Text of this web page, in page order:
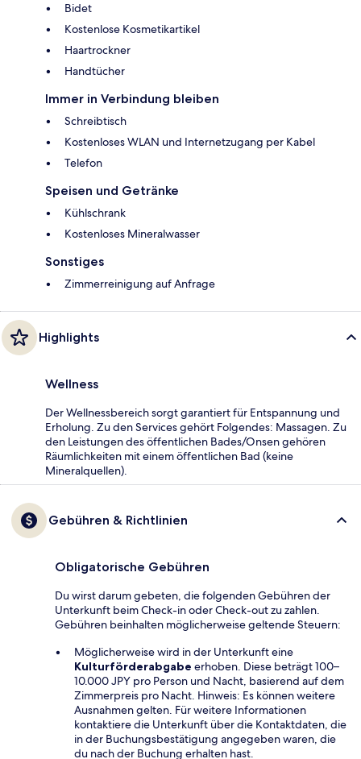
Bidet
Kostenlose Kosmetikartikel
Haartrockner
Handtücher
Immer in Verbindung bleiben
Schreibtisch
Kostenloses WLAN und Internetzugang per Kabel
Telefon
Speisen und Getränke
Kühlschrank
Kostenloses Mineralwasser
Sonstiges
Zimmerreinigung auf Anfrage
Highlights
Wellness
Der Wellnessbereich sorgt garantiert für Entspannung und
Erholung. Zu den Services gehört Folgendes: Massagen. Zu
den Leistungen des öffentlichen Bades/Onsen gehören
Räumlichkeiten mit einem öffentlichen Bad (keine
Mineralquellen).
Gebühren & Richtlinien
Obligatorische Gebühren
Du wirst darum gebeten, die folgenden Gebühren der
Unterkunft beim Check-in oder Check-out zu zahlen.
Gebühren beinhalten möglicherweise geltende Steuern:
Möglicherweise wird in der Unterkunft eine
Kulturförderabgabe erhoben. Diese beträgt 100–
10.000 JPY pro Person und Nacht, basierend auf dem
Zimmerpreis pro Nacht. Hinweis: Es können weitere
Ausnahmen gelten. Für weitere Informationen
kontaktiere die Unterkunft über die Kontaktdaten, die
in der Buchungsbestätigung angegeben waren, die
du nach der Buchung erhalten hast.